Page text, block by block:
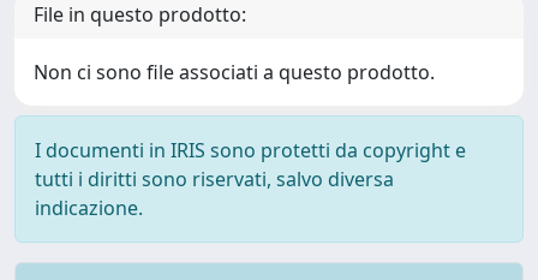
File in questo prodotto:
Non ci sono file associati a questo prodotto.
I documenti in IRIS sono protetti da copyright e
tutti i diritti sono riservati, salvo diversa
indicazione.